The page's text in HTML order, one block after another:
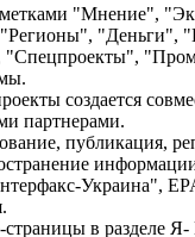
"Мнение",
"Регионы", "Деньги",
"Спецпроекты",
создается
партнерами.
публикация,
Украина",
страницы в разделе